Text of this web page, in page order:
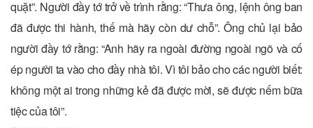
quặt”. Người đầy tớ trở về trình rằng: “Thưa ông, lệnh ông ban
đã được thi hành, thế mà hãy còn dư chỗ”. Ông chủ lại bảo
người đầy tớ rằng: “Anh hãy ra ngoài đường ngoài ngõ và cố
ép người ta vào cho đầy nhà tôi. Vì tôi bảo cho các người biết:
không một ai trong những kẻ đã được mời, sẽ được nếm bữa
tiệc của tôi”.